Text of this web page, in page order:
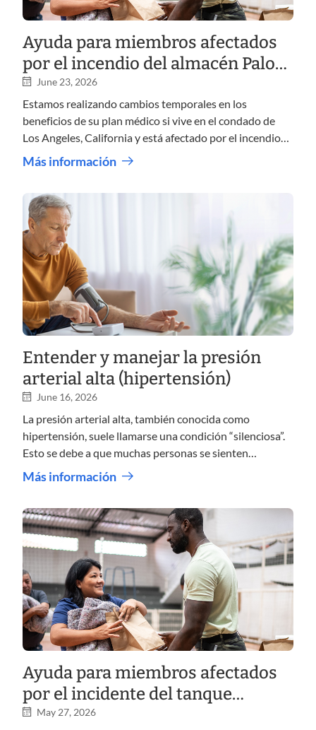
Ayuda para miembros afectados
por el incendio del almacén Palos
en Los Angeles, California
June 23, 2026
Estamos realizando cambios temporales en los
beneficios de su plan médico si vive en el condado de
Los Angeles, California y está afectado por el incendio
del almacén Palos.
Más información
Entender y manejar la presión
arterial alta (hipertensión)
June 16, 2026
La presión arterial alta, también conocida como
hipertensión, suele llamarse una condición “silenciosa”.
Esto se debe a que muchas personas se sienten
completamente bien, incluso cuando su presión arterial
Más información
Ayuda para miembros afectados
por el incidente del tanque
químico en Garden Grove,
May 27, 2026